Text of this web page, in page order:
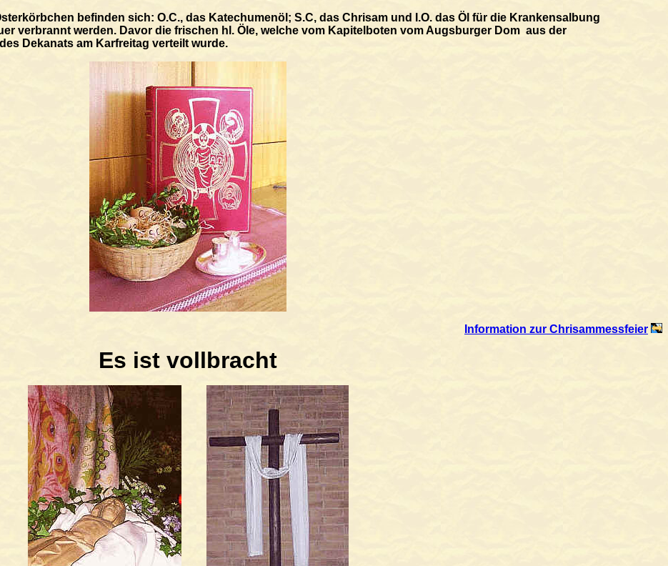
befinden sich: O.C., das Katechumenöl; S.C, das Chrisam und I.O. das Öl für die Krankensalbung
verbrannt werden. Davor die frischen hl. Öle, welche vom Kapitelboten vom Augsburger Dom aus der
Dekanats am Karfreitag verteilt wurde.
Information zur Chrisammessfeier
Es ist vollbracht